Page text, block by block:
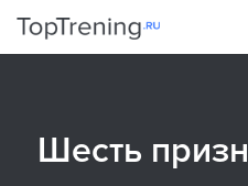
Шесть